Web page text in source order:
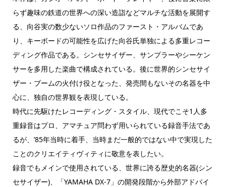
らず趣味の鉄道の世界への深い造詣などマルチな活動を展開す
る、向谷実の数少ないソロ作品のファースト・アルバムであ
り、キーボードの可能性を広げた向谷氏単独による多重レコー
ディング作品である。シンセサイザー、サンプラーやシーケン
サーを多用した楽曲で構成されている。後に世界的シンセサイ
ザー・ブームの火付け役となった、発売間もないその名器を中
心に、独自の世界観を表現している。
時代に先駆けたレコーディング・スタイル、現代でこそ1人多
重録音はプロ、アマチュア問わず用いられている録音手法であ
るが、’85年当時に着手、当時まだ一般的ではない中で実現した
ことのクリエイティヴィティに敬意を表したい。
録音でもメインで使用されている、世界に誇る歴史的名器(シン
セサイザー)、「YAMAHA DX-7」の開発段階から外部アドバイ